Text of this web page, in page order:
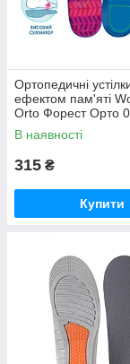
Ортопедичні
ефектом пам'яті
Orto Форест Орто
В наявності
315 ₴
Купити